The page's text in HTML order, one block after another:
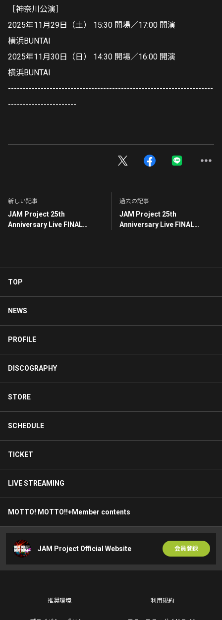
［神奈川公演］
2025年11月29日（土） 15:30 開場／17:00 開演
横浜BUNTAI
2025年11月30日（日） 14:30 開場／16:00 開演
横浜BUNTAI
---------------------------------------------------------------------
-----------------------
新しい記事
JAM Project 25th
Anniversary Live FINAL
過去の記事
JAM Project 25th
Anniversary Live FINAL
TOP
NEWS
PROFILE
DISCOGRAPHY
STORE
SCHEDULE
TICKET
LIVE STREAMING
MOTTO! MOTTO!!+Member contents
JAM Project Official Website 会員登録
推奨環境 利用規約